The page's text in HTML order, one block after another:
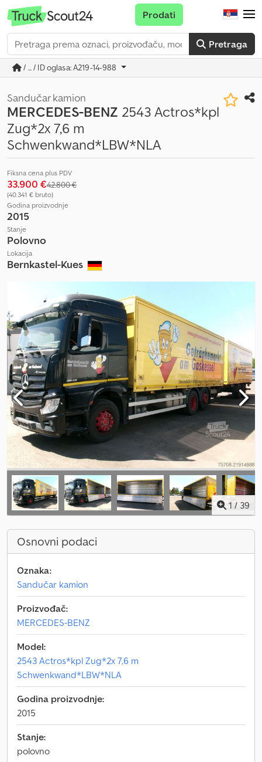
Pretraga
Prodati
/ ... / ID oglasa: A219-14-988
Sandučar kamion
MERCEDES-BENZ 2543 Actros*kpl
Zug*2x 7,6 m
Schwenkwand*LBW*NLA
Fiksna cena plus PDV
33.900 €42.800 €
(40.341 € bruto)
Godina proizvodnje
2015
Stanje
Polovno
Lokacija
Bernkastel-Kues
1 / 39
Osnovni podaci
Oznaka:
Sandučar kamion
Proizvođač:
MERCEDES-BENZ
Model:
2543 Actros*kpl Zug*2x 7,6 m
Schwenkwand*LBW*NLA
Godina proizvodnje:
2015
Stanje:
polovno